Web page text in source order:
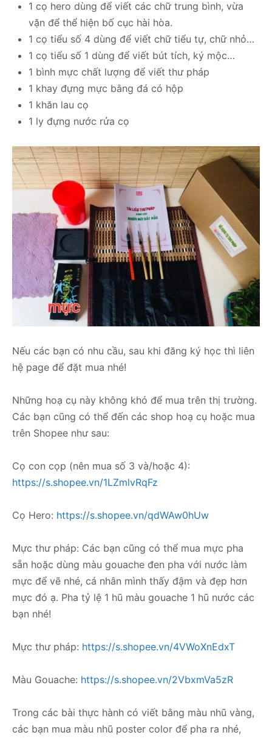
1 cọ hero dùng để viết các chữ trung bình, vừa
vặn để thể hiện bố cục hài hòa.
1 cọ tiểu số 4 dùng để viết chữ tiểu tự, chữ nhỏ…
1 cọ tiểu số 1 dùng để viết bút tích, ký mộc…
1 bình mực chất lượng để viết thư pháp
1 khay đựng mực bằng đá có hộp
1 khăn lau cọ
1 ly đựng nước rửa cọ
Nếu các bạn có nhu cầu, sau khi đăng ký học thì liên
hệ page để đặt mua nhé!
Những hoạ cụ này không khó để mua trên thị trường.
Các bạn cũng có thể đến các shop hoạ cụ hoặc mua
trên Shopee như sau:
Cọ con cọp (nên mua số 3 và/hoặc 4):
https://s.shopee.vn/1LZmlvRqFz
Cọ Hero: https://s.shopee.vn/qdWAw0hUw
Mực thư pháp: Các bạn cũng có thể mua mực pha
sẵn hoặc dùng màu gouache đen pha với nước làm
mực để vẽ nhé, cá nhân mình thấy đậm và đẹp hơn
mực đó ạ. Pha tỷ lệ 1 hũ màu gouache 1 hũ nước các
bạn nhé!
Mực thư pháp: https://s.shopee.vn/4VWoXnEdxT
Màu Gouache: https://s.shopee.vn/2VbxmVa5zR
Trong các bài thực hành có viết bằng màu nhũ vàng,
các bạn mua màu nhũ poster color để pha ra nhé,